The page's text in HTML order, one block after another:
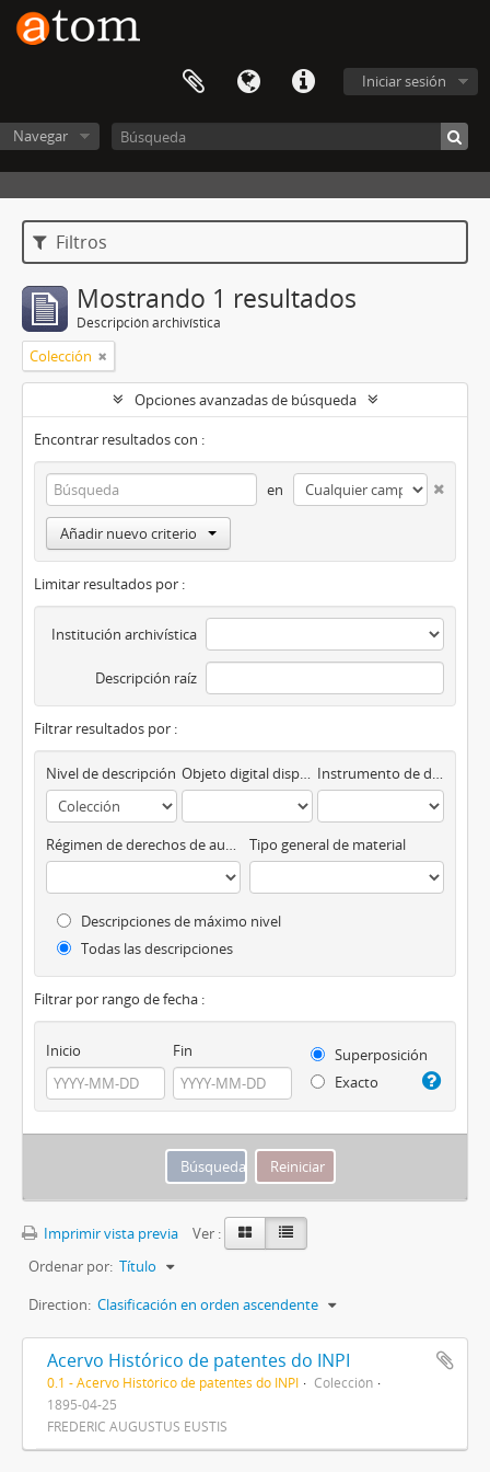
Iniciar sesión
Navegar
Filtros
Mostrando 1 resultados
Descripción archivística
Colección
Opciones avanzadas de búsqueda
Encontrar resultados con :
en
Añadir nuevo criterio
Limitar resultados por :
Institución archivística
Descripción raíz
Filtrar resultados por :
Nivel de descripción Objeto digital disponibles Instrumento de descripción
Régimen de derechos de autor Tipo general de material
Descripciones de máximo nivel
Todas las descripciones
Filtrar por rango de fecha :
Inicio Fin
Superposición
Exacto
Imprimir vista previa
Ver :
Ordenar por: Título
Direction: Clasificación en orden ascendente
Acervo Histórico de patentes do INPI
0.1 - Acervo Histórico de patentes do INPI
Colección
1895-04-25
FREDERIC AUGUSTUS EUSTIS